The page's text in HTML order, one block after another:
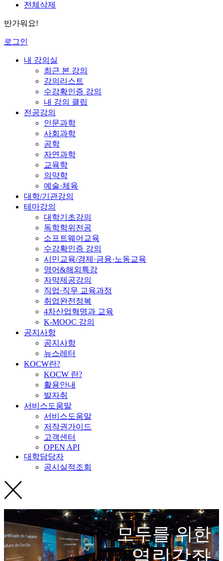
전체삭제
반가워요!
로그인
내 강의실
최근 본 강의
강의리스트
수강확인증 강의
내 강의 클립
전공강의
인문과학
사회과학
공학
자연과학
교육학
의약학
예술·체육
대학/기관강의
테마강의
대학기초강의
독학학위전공
소프트웨어교육
수강확인증 강의
시민교육/경제·금융·노동교육
영어&해외특강
자막제공강의
직업·직무 교육과정
취업완전정복
4차산업혁명과 교육
K-MOOC 강의
공지사항
공지사항
뉴스레터
KOCW란?
KOCW 란?
활용안내
발자취
서비스도움말
서비스도움말
저작권가이드
고객센터
OPEN API
대학담당자
공시실적조회
모두를 위한